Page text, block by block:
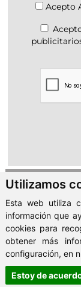
Utilizamos
Esta web utiliza
información que
cookies para
obtener más
configuración, en
Estoy de
Acepto
Importe
Interés (%):